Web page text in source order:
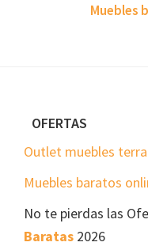
Muebles
FooterOFERTAS
Outlet muebles
Muebles baratos
No te pierdas las
Baratas 2026